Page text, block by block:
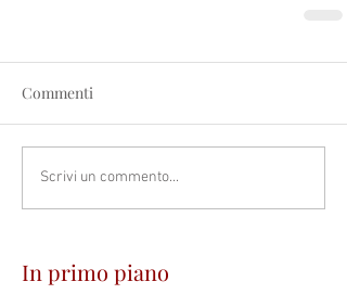
Commenti
Scrivi un commento...
In primo piano